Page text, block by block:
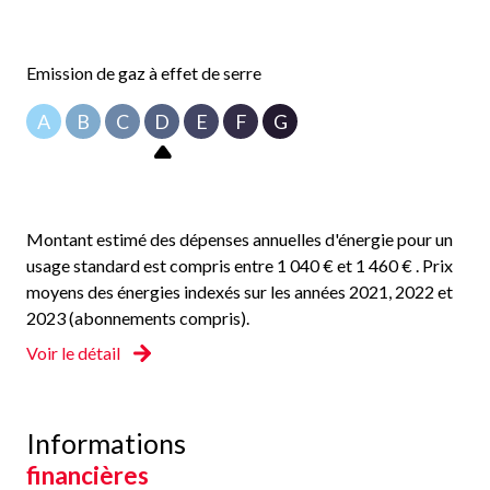
Emission de gaz à effet de serre
A B C D E F G
Montant estimé des dépenses annuelles d'énergie pour un
usage standard est compris entre 1 040 € et 1 460 € . Prix
moyens des énergies indexés sur les années 2021, 2022 et
2023 (abonnements compris).
Voir le détail
Informations
financières